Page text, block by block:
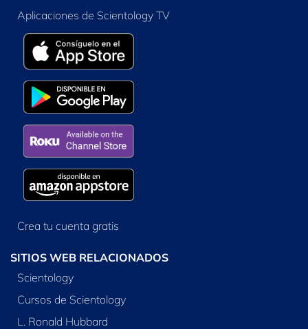
Aplicaciones de Scientology TV
Crea tu cuenta gratis
SITIOS WEB RELACIONADOS
Scientology
Cursos de Scientology
L. Ronald Hubbard